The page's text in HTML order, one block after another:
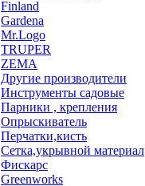
Finland
Gardena
Mr.Logo
TRUPER
ZEMA
Другие производители
Инструменты садовые
Парники , крепления
Опрыскиватель
Перчатки,кисть
Сетка,укрывной материал
Фискарс
Greenworks